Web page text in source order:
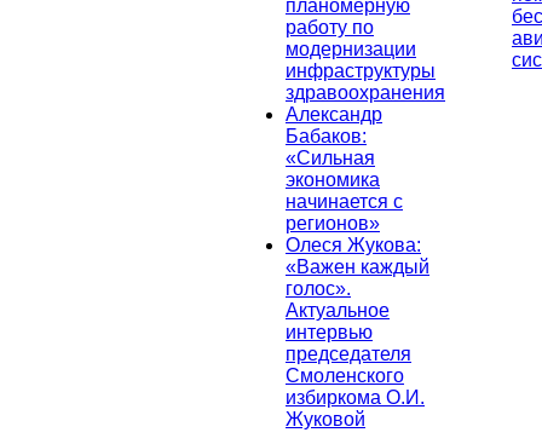
планомерную
работу по
модернизации
инфраструктуры
здравоохранения
Александр
Бабаков:
«Сильная
экономика
начинается с
регионов»
Олеся Жукова:
«Важен каждый
голос».
Актуальное
интервью
председателя
Смоленского
избиркома О.И.
Жуковой